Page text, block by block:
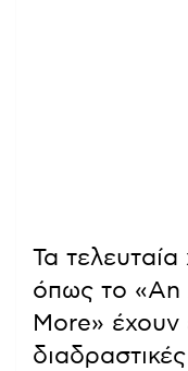
Τα
όπως το «An
More» έχουν